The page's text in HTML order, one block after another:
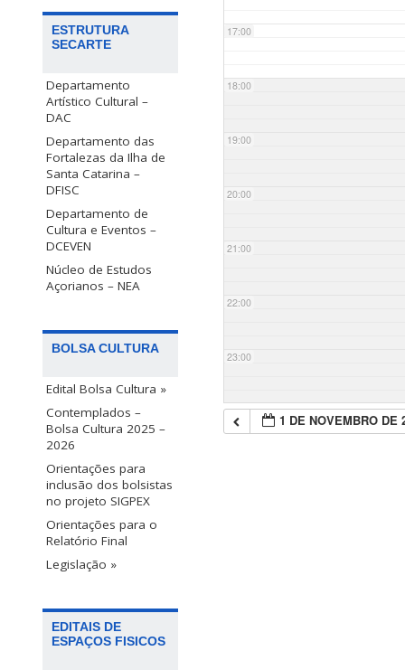
ESTRUTURA
SECARTE
Departamento
Artístico Cultural –
DAC
Departamento das
Fortalezas da Ilha de
Santa Catarina –
DFISC
Departamento de
Cultura e Eventos –
DCEVEN
Núcleo de Estudos
Açorianos – NEA
BOLSA CULTURA
Edital Bolsa Cultura »
Contemplados –
Bolsa Cultura 2025 –
2026
Orientações para
inclusão dos bolsistas
no projeto SIGPEX
Orientações para o
Relatório Final
Legislação »
EDITAIS DE
ESPAÇOS FISICOS
17:00
18:00
19:00
20:00
21:00
22:00
23:00
1 DE NOVEMBRO DE